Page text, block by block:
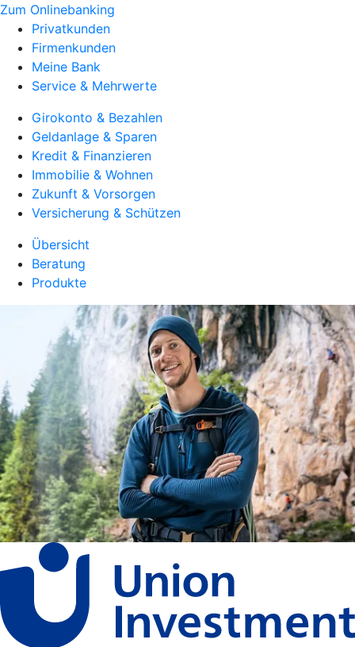
Zum Onlinebanking
Privatkunden
Firmenkunden
Meine Bank
Service & Mehrwerte
Girokonto & Bezahlen
Geldanlage & Sparen
Kredit & Finanzieren
Immobilie & Wohnen
Zukunft & Vorsorgen
Versicherung & Schützen
Übersicht
Beratung
Produkte